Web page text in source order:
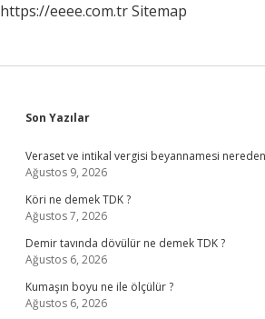
https://eeee.com.trSitemap
Sidebar
Son Yazılar
Veraset ve intikal vergisi beyannamesi
Ağustos 9, 2026
Köri ne demek TDK ?
Ağustos 7, 2026
Demir tavında dövülür ne demek TDK ?
Ağustos 6, 2026
Kumaşın boyu ne ile ölçülür ?
Ağustos 6, 2026